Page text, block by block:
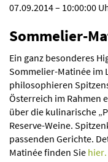
07.09.2014 – 10:00:00
Sommelier-
Ein ganz besonderes
Sommelier-Matinée im
philosophieren
Österreich im Rahmen
über die kulinarische
Reserve-Weine.
passenden Gerichte.
Matinée finden Sie hier.